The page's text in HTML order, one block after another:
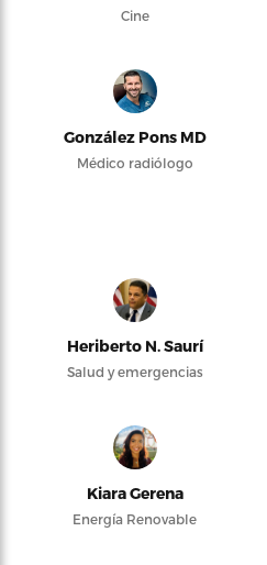
Cine
González Pons MD
Médico radiólogo
Heriberto N. Saurí
Salud y emergencias
Kiara Gerena
Energía Renovable